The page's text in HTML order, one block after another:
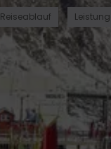
Reiseablauf